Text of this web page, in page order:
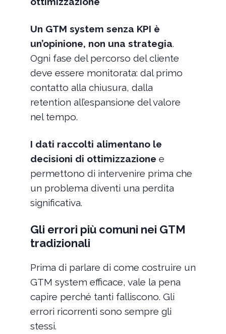
Un GTM system senza KPI è
un’opinione, non una strategia.
Ogni fase del percorso del cliente
deve essere monitorata: dal primo
contatto alla chiusura, dalla
retention all’espansione del valore
nel tempo.
I dati raccolti alimentano le
decisioni di ottimizzazione e
permettono di intervenire prima che
un problema diventi una perdita
significativa.
Gli errori più comuni nei GTM
tradizionali
Prima di parlare di come costruire un
GTM system efficace, vale la pena
capire perché tanti falliscono. Gli
errori ricorrenti sono sempre gli
stessi.